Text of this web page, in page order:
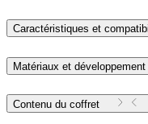
Caractéristiques et
Matériaux et développement
Contenu du coffret